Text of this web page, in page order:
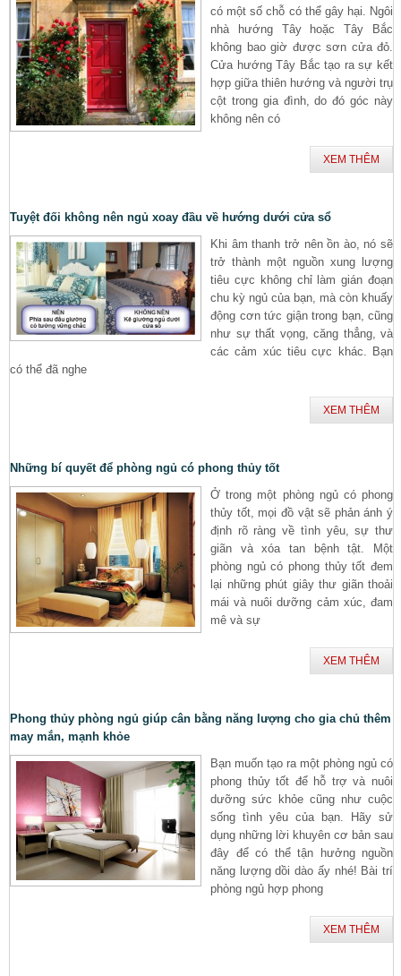
có một số chỗ có thể gây hại. Ngôi
nhà hướng Tây hoặc Tây Bắc
không bao giờ được sơn cửa đỏ.
Cửa hướng Tây Bắc tạo ra sự kết
hợp giữa thiên hướng và người trụ
cột trong gia đình, do đó góc này
không nên có
XEM THÊM
Tuyệt đối không nên ngủ xoay đầu về hướng dưới cửa sổ
Khi âm thanh trở nên ồn ào, nó sẽ
trở thành một nguồn xung lượng
tiêu cực không chỉ làm gián đoạn
chu kỳ ngủ của bạn, mà còn khuấy
động cơn tức giận trong bạn, cũng
như sự thất vọng, căng thẳng, và
các cảm xúc tiêu cực khác. Bạn
có thể đã nghe
XEM THÊM
Những bí quyết để phòng ngủ có phong thủy tốt
Ở trong một phòng ngủ có phong
thủy tốt, mọi đồ vật sẽ phản ánh ý
định rõ ràng về tình yêu, sự thư
giãn và xóa tan bệnh tật. Một
phòng ngủ có phong thủy tốt đem
lại những phút giây thư giãn thoải
mái và nuôi dưỡng cảm xúc, đam
mê và sự
XEM THÊM
Phong thủy phòng ngủ giúp cân bằng năng lượng cho gia chủ thêm
may mắn, mạnh khỏe
Bạn muốn tạo ra một phòng ngủ có
phong thủy tốt để hỗ trợ và nuôi
dưỡng sức khỏe cũng như cuộc
sống tình yêu của bạn. Hãy sử
dụng những lời khuyên cơ bản sau
đây để có thể tận hưởng nguồn
năng lượng dồi dào ấy nhé! Bài trí
phòng ngủ hợp phong
XEM THÊM